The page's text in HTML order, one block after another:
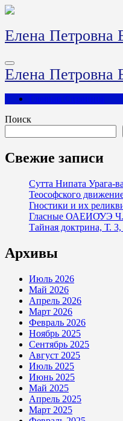
Перейти
содержимому
Елена Петровна
Елена Петровна
Главная Страница
Поиск
Свежие записи
Сутта Нипата Урага-
Теософского
Гностики и их
Гласные ОАЕИО̄УЭ
Тайная доктрина, Т.
Архивы
Июль 2026
Май 2026
Апрель 2026
Март 2026
Февраль 2026
Ноябрь 2025
Сентябрь 2025
Август 2025
Июль 2025
Июнь 2025
Май 2025
Апрель 2025
Март 2025